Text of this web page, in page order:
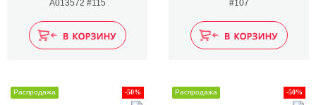
A013572 #115
#107
-50%
Распродажа -50%
Распродажа